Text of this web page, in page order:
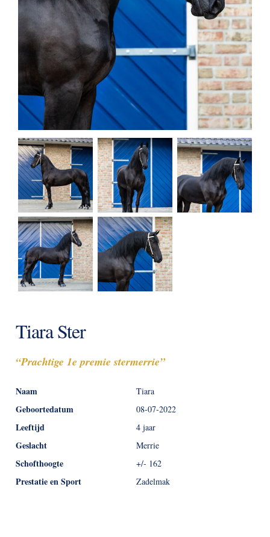
Tiara Ster
“Prachtige 1e premie stermerrie”
Naam Tiara
Geboortedatum 08-07-2022
Leeftijd 4 jaar
Geslacht Merrie
Schofthoogte +/- 162
Prestatie en Sport Zadelmak